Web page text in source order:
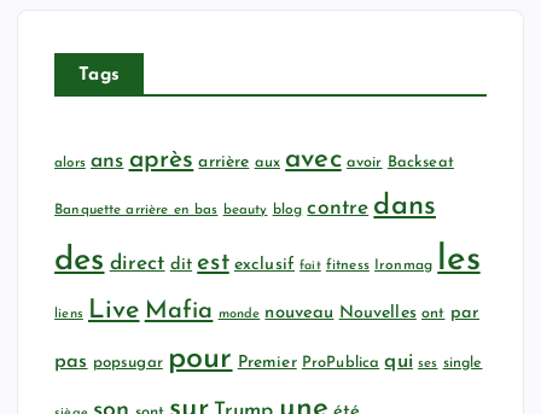
Tags
alors ans après arrière aux avec avoir Backseat
Banquette arrière en bas beauty blog contre dans
des direct dit est exclusif fait fitness Ironmag les
liens Live Mafia monde nouveau Nouvelles ont par
pas popsugar pour Premier ProPublica qui ses single